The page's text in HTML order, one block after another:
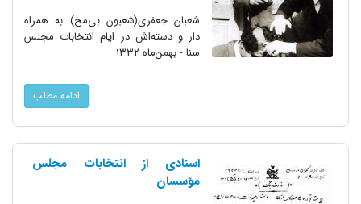
شعبان جعفری(شعبون بی‌مخ) به همراه
دار و دسته‌اش در ایام انتخابات مجلس
سنا - بهمن‌ماه ۱۳۳۲
ادامه مطلب
اسنادی از انتخابات مجلس
مؤسسان